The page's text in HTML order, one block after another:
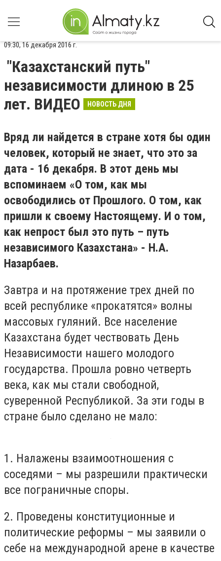
09:30, 16 декабря 2016 г.
"Казахстанский путь"
независимости длиною в 25
лет. ВИДЕО
НОВОСТЬ ДНЯ
Вряд ли найдется в стране хотя бы один
человек, который не знает, что это за
дата - 16 декабря. В этот день мы
вспоминаем «О том, как мы
освободились от Прошлого. О том, как
пришли к своему Настоящему. И о том,
как непрост был это путь – путь
независимого Казахстана» - Н.А.
Назарбаев.
Завтра и на протяжение трех дней по
всей республике «прокатятся» волны
массовых гуляний. Все население
Казахстана будет чествовать День
Независимости нашего молодого
государства. Прошла ровно четверть
века, как мы стали свободной,
суверенной Республикой. За эти годы в
стране было сделано не мало:
1. Налажены взаимоотношения с
соседями – мы разрешили практически
все пограничные споры.
2. Проведены конституционные и
политические реформы – мы заявили о
себе на международной арене в качестве